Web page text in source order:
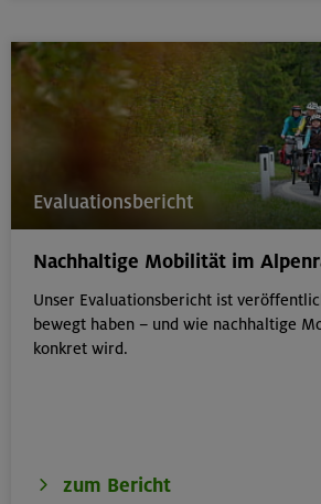
Evaluationsbericht
Nachhaltige Mobilität im
Unser Evaluationsbericht ist
bewegt haben – und wie nachhaltige
konkret wird.
zum Bericht